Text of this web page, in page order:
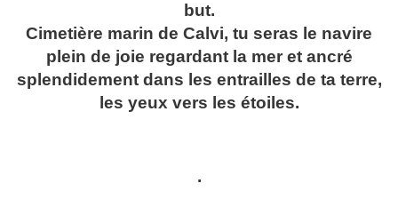
but.
Cimetière marin de Calvi, tu seras le navire
plein de joie regardant la mer et ancré
splendidement dans les entrailles de ta terre,
les yeux vers les étoiles.
.